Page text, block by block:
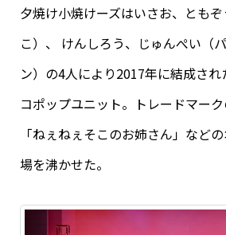
夕焼け小焼けーズはいさお、とも
こ）、 けんしろう、じゅんぺい（
ン）の4人により2017年に結成さ
コポップユニット。トレードマー
「ねぇねぇそこのお姉さん」など
場を沸かせた。